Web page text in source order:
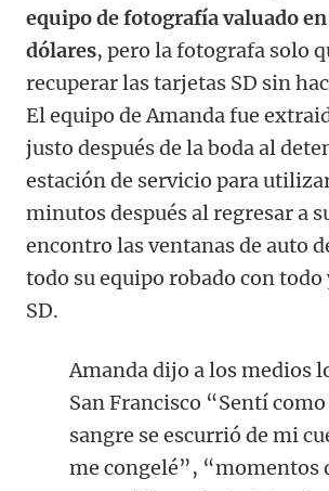
equipo de fotografía valuado
dólares, pero la fotografa solo
recuperar las tarjetas SD sin
El equipo de Amanda fue
justo después de la boda al
estación de servicio para
minutos después al regresar a
encontro las ventanas de auto
todo su equipo robado con todo
SD.
Amanda dijo a los medios
San Francisco “Sentí
sangre se escurrió de mi
me congelé”, “momentos